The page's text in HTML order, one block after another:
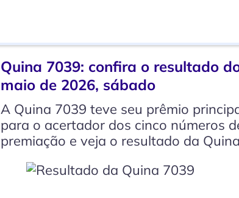
Quina 7039: confira o resultado
maio de 2026, sábado
A Quina 7039 teve seu prêmio
para o acertador dos cinco números
premiação e veja o resultado da